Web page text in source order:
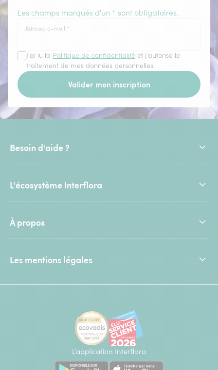
Les champs marqués d'un * sont obligatoires.
Adresse e-mail *
J'ai lu la Politique de confidentialité et j'autorise le
traitement de mes données personnelles.
Valider mon inscription
Besoin d'aide ?
L'écosystème Interflora
À propos
Les mentions légales
L'application Interflora